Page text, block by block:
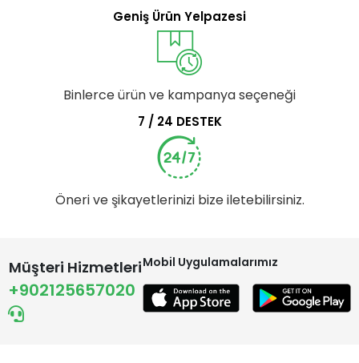
Geniş Ürün Yelpazesi
Binlerce ürün ve kampanya seçeneği
7 / 24 DESTEK
Öneri ve şikayetlerinizi bize iletebilirsiniz.
Müşteri Hizmetleri
+902125657020
Mobil Uygulamalarımız